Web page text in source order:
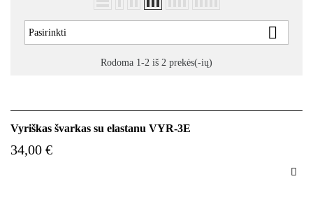
Pasirinkti 
Rodoma 1-2 iš 2 prekės(-ių)
Vyriškas švarkas su elastanu VYR-3E
34,00 €
